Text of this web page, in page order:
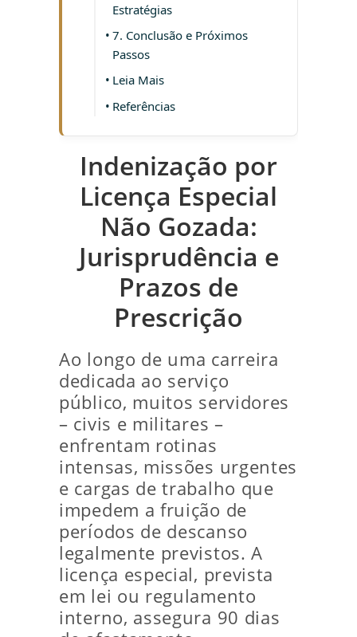
Estratégias
7. Conclusão e Próximos
Passos
Leia Mais
Referências
Indenização por
Licença Especial
Não Gozada:
Jurisprudência e
Prazos de
Prescrição
Ao longo de uma carreira
dedicada ao serviço
público, muitos servidores
– civis e militares –
enfrentam rotinas
intensas, missões urgentes
e cargas de trabalho que
impedem a fruição de
períodos de descanso
legalmente previstos. A
licença especial, prevista
em lei ou regulamento
interno, assegura 90 dias